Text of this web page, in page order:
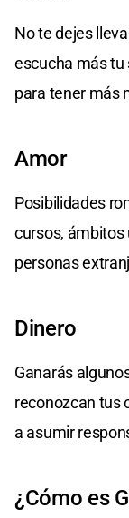
No te dejes
escucha más tu
para tener más
Amor
Posibilidades
cursos, ámbitos
personas
Dinero
Ganarás
reconozcan tus
a asumir
¿Cómo es